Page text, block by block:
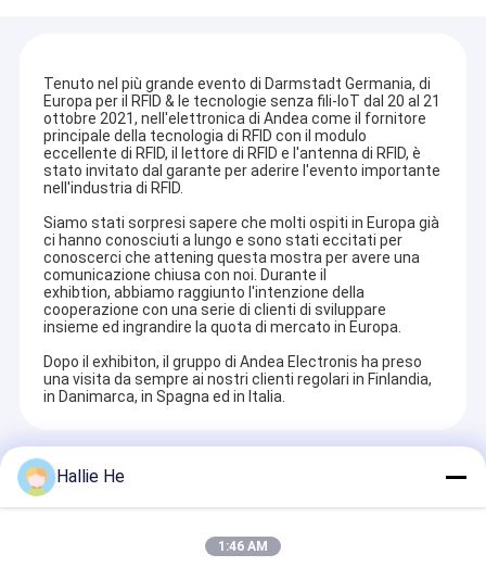
Tenuto nel più grande evento di Darmstadt Germania, di
Europa per il RFID & le tecnologie senza fili-IoT dal 20 al 21
ottobre 2021, nell'elettronica di Andea come il fornitore
principale della tecnologia di RFID con il modulo
eccellente di RFID, il lettore di RFID e l'antenna di RFID, è
stato invitato dal garante per aderire l'evento importante
nell'industria di RFID.
Siamo stati sorpresi sapere che molti ospiti in Europa già
ci hanno conosciuti a lungo e sono stati eccitati per
conoscerci che attening questa mostra per avere una
comunicazione chiusa con noi. Durante il
exhibtion, abbiamo raggiunto l'intenzione della
cooperazione con una serie di clienti di sviluppare
insieme ed ingrandire la quota di mercato in Europa.
Dopo il exhibiton, il gruppo di Andea Electronis ha preso
una visita da sempre ai nostri clienti regolari in Finlandia,
in Danimarca, in Spagna ed in Italia.
Recommended Products
Hallie He
1:46 AM